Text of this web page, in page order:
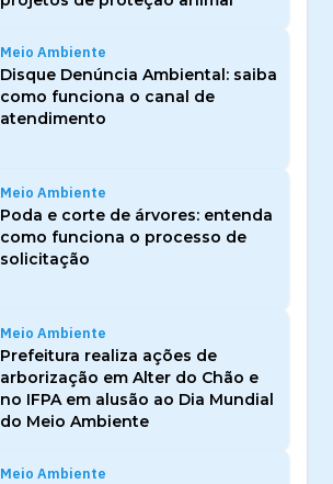
Meio Ambiente
Disque Denúncia Ambiental: saiba
como funciona o canal de
atendimento
Meio Ambiente
Poda e corte de árvores: entenda
como funciona o processo de
solicitação
Meio Ambiente
Prefeitura realiza ações de
arborização em Alter do Chão e
no IFPA em alusão ao Dia Mundial
do Meio Ambiente
Meio Ambiente